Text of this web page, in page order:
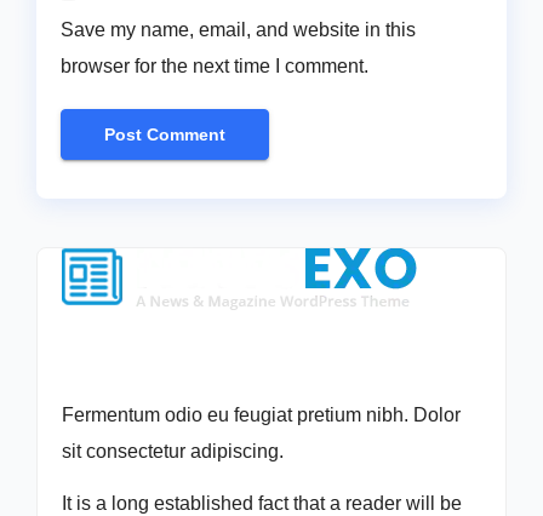
Save my name, email, and website in this
browser for the next time I comment.
Fermentum odio eu feugiat pretium nibh. Dolor
sit consectetur adipiscing.
It is a long established fact that a reader will be